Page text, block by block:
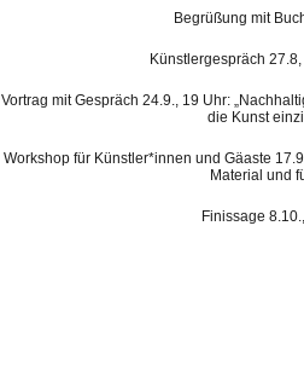
Begrüßung mit
Künstlergespräch
Vortrag mit Gespräch 24.9., 19 Uhr: „
die Kunst
Workshop für Künstler*innen und Gäaste
Material und
Finissage